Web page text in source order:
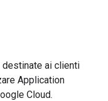
ai clienti
Application
Cloud.